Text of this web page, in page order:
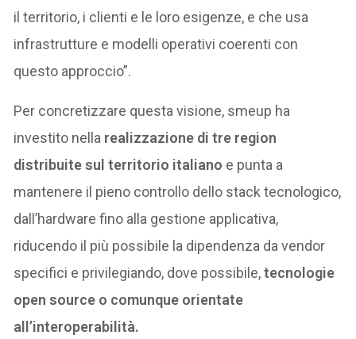
il territorio, i clienti e le loro esigenze, e che usa
infrastrutture e modelli operativi coerenti con
questo approccio”.
Per concretizzare questa visione, smeup ha
investito nella realizzazione di tre region
distribuite sul territorio italiano e punta a
mantenere il pieno controllo dello stack tecnologico,
dall’hardware fino alla gestione applicativa,
riducendo il più possibile la dipendenza da vendor
specifici e privilegiando, dove possibile,tecnologie
open source o comunque orientate
all’interoperabilità.